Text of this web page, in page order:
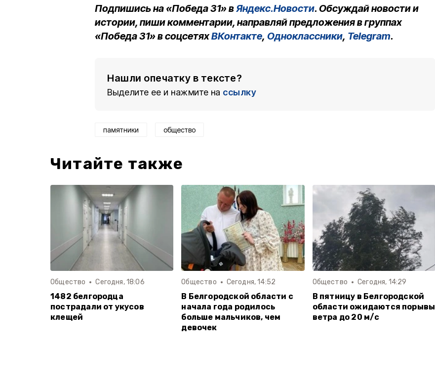
Подпишись на «Победа 31» вЯндекс.Новости. Обсуждай новости и
истории, пиши комментарии, направляй предложения в группах
«Победа 31» в соцсетяхВКонтакте, Одноклассники, Telegram.
Нашли опечатку в тексте?
Выделите ее и нажмите на ссылку
памятники общество
Читайте также
Общество Сегодня, 18:06
1482 белгородца
пострадали от укусов
клещей
Общество Сегодня, 14:52
В Белгородской области с
начала года родилось
больше мальчиков, чем
девочек
Общество Сегодня, 14:29
В пятницу в Белгородской
области ожидаются порывы
ветра до 20 м/с